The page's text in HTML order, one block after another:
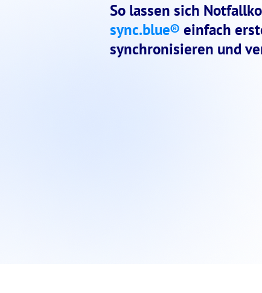
So lassen sich
sync.blue® einfach
synchronisieren und